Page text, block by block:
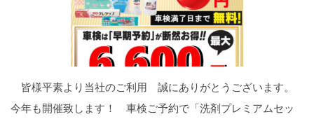
皆様平素より当社のご利用 誠にありがとうございます。
今年も開催致します！ 車検ご予約で「洗剤プレミアムセッ